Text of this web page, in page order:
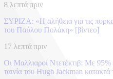
8 λεπτά πριν
ΣΥΡΙΖΑ: «Η αλήθεια για τις
του Παύλου Πολάκη» [βίντεο]
17 λεπτά πριν
Οι Μαλλιαροί Ντετέκτιβ: Με
ταινία του Hugh Jackman